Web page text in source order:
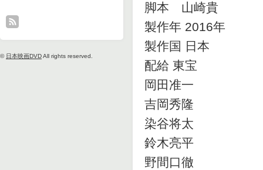
© 日本映画DVDAll rights reserved.
脚本 山崎貴
製作年 2016年
製作国 日本
配給 東宝
岡田准一
吉岡秀隆
染谷将太
鈴木亮平
野間口徹